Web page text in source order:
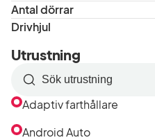
Antal dörrar
Drivhjul
Utrustning
Sök
efter
utrustning
i
Adaptiv farthållare
Android Auto